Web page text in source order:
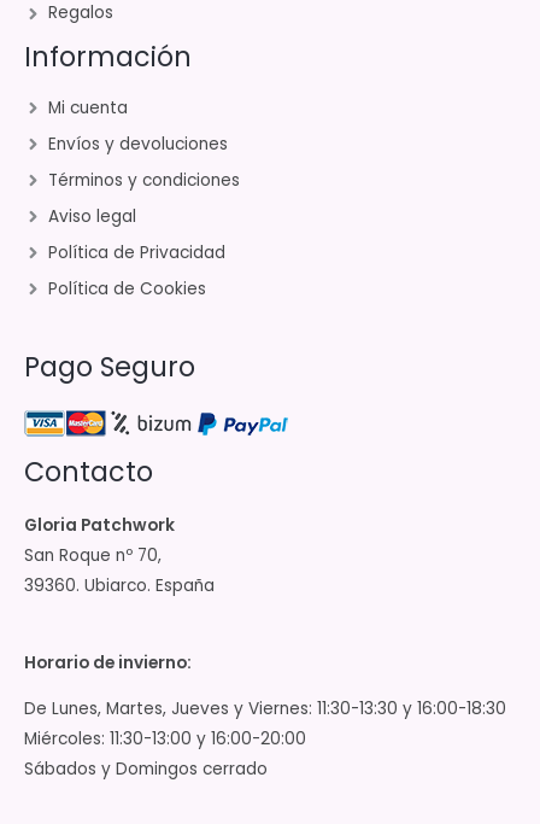
Regalos
Información
Mi cuenta
Envíos y devoluciones
Términos y condiciones
Aviso legal
Política de Privacidad
Política de Cookies
Pago Seguro
Contacto
Gloria Patchwork
San Roque nº 70,
39360. Ubiarco. España
Horario de invierno:
De Lunes, Martes, Jueves y Viernes: 11:30-13:30 y 16:00-18:30
Miércoles: 11:30-13:00 y 16:00-20:00
Sábados y Domingos cerrado